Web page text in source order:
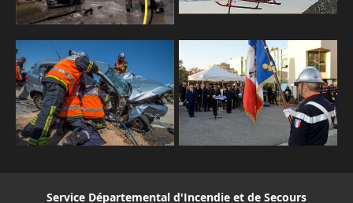
Service Départemental d'Incendie et de Secours